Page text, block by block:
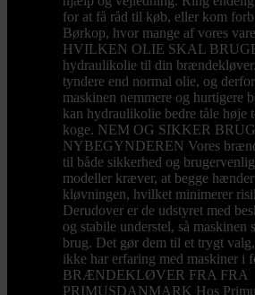
for at få råd til køb, eller kom
Børkop, hvor mange af vores
HVILKEN OLIE SKAL
hydraulikolie til din
tyndere end normal olie, og
maskinen nemmere og hurtigere
kan hydraulikolie bedre tåle høje
koge. NEM OG SIKKER
NYBEGYNDEREN Vores
til både sikkerhed og
modeller kræver, at begge
kløvningen, hvilket minimerer
Derudover er de udstyret med
og stabile understel, så maskinen
brug. Det gør dem til et trygt
ikke har erfaring med maskiner i
BRÆNDEKLØVER FRA FRA
PRIMUSDANMARK Hos